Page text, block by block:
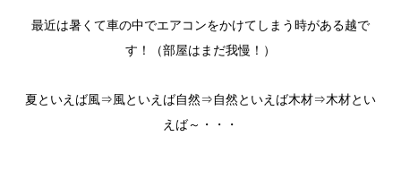
最近は暑くて車の中でエアコンをかけてしまう時がある越で
す！（部屋はまだ我慢！）
夏といえば風⇒風といえば自然⇒自然といえば木材⇒木材とい
えば～・・・